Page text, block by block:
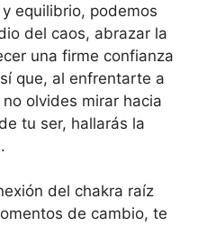
equilibrio, podemos
del caos, abrazar la
una firme confianza
que, al enfrentarte a
olvides mirar hacia
tu ser, hallarás la
del chakra raíz
de cambio, te